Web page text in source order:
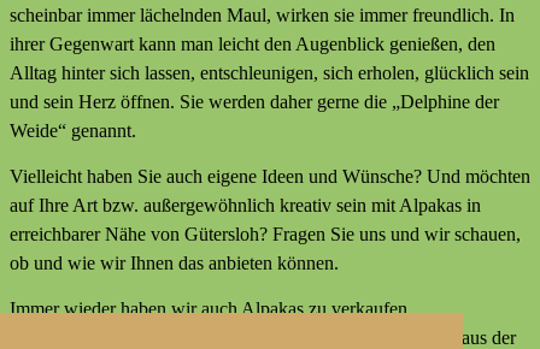
scheinbar immer lächelnden Maul, wirken sie immer freundlich. In
ihrer Gegenwart kann man leicht den Augenblick genießen, den
Alltag hinter sich lassen, entschleunigen, sich erholen, glücklich sein
und sein Herz öffnen. Sie werden daher gerne die „Delphine der
Weide“ genannt.
Vielleicht haben Sie auch eigene Ideen und Wünsche? Und möchten
auf Ihre Art bzw. außergewöhnlich kreativ sein mit Alpakas in
erreichbarer Nähe von Gütersloh? Fragen Sie uns und wir schauen,
ob und wie wir Ihnen das anbieten können.
Immer wieder haben wir auch Alpakas zu verkaufen,
Alpakaprodukte, z.B. Alpakaseife oder Alpaka-Bettdecken aus der